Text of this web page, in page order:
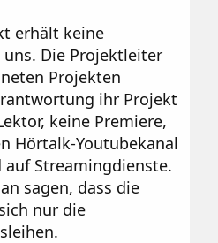
erhält keine
Die Projektleiter
Projekten
ihr Projekt
keine Premiere,
Hörtalk-Youtubekanal
Streamingdienste.
sagen, dass die
nur die